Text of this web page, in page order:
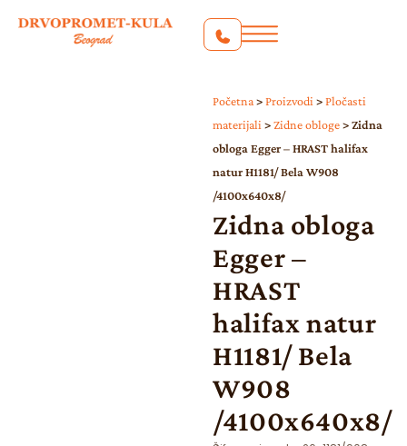
Početna > Proizvodi > Pločasti
materijali > Zidne obloge > Zidna
obloga Egger – HRAST halifax
natur H1181/ Bela W908
/4100x640x8/
Zidna obloga
Egger –
HRAST
halifax natur
H1181/ Bela
W908
/4100x640x8/